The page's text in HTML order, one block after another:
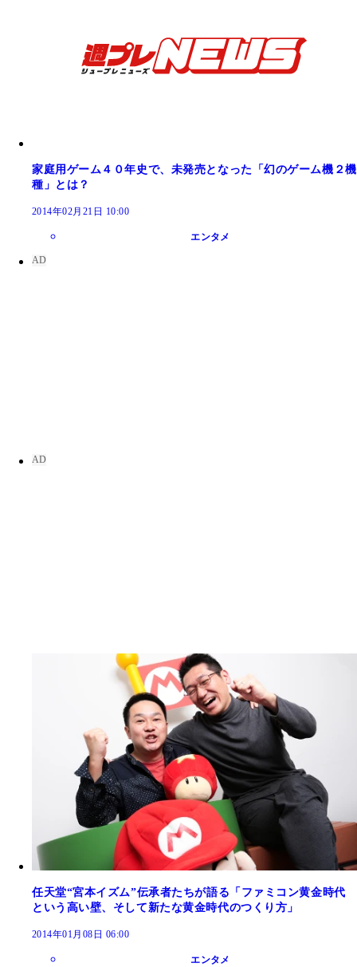
家庭用ゲーム４０年史で、未発売となった「幻のゲーム機２機
種」とは？
2014年02月21日 10:00
エンタメ
任天堂“宮本イズム”伝承者たちが語る「ファミコン黄金時代
という高い壁、そして新たな黄金時代のつくり方」
2014年01月08日 06:00
エンタメ